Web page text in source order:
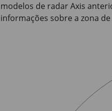
modelos de radar Axis
informações sobre a zona